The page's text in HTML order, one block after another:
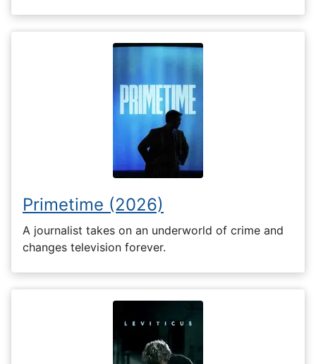
Primetime (2026)
A journalist takes on an underworld of crime and
changes television forever.